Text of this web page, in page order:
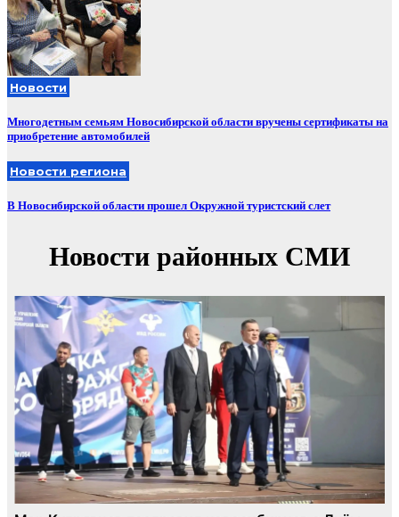
Новости
Многодетным семьям Новосибирской области вручены сертификаты на
приобретение автомобилей
Новости региона
В Новосибирской области прошел Окружной туристский слет